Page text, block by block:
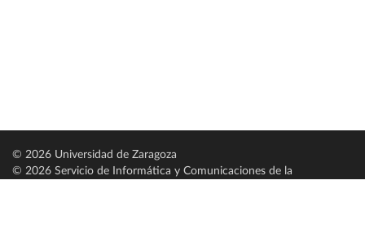
© 2026 Universidad de Zaragoza
© 2026 Servicio de Informática y Comunicaciones de la